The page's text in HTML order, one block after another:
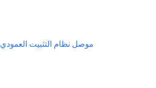
موصل نظام التثبيت العمودي